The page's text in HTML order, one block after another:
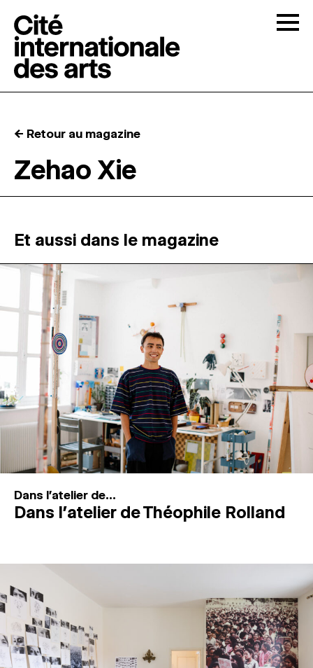
RÉSIDENCES ↓
ATELIERS OUVERTS
PROGRAMMATION
MAGAZINE
ESPACES DE PRATIQUE ARTISTIQUE ↓
Recherche
Connexion
← Retour au magazine
Zehao Xie
Et aussi dans le magazine
Dans l'atelier de...
Dans l’atelier de Théophile Rolland